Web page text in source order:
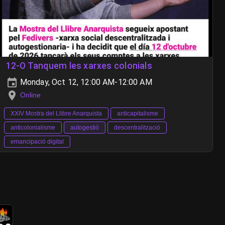
12-O Tanquem les xarxes colonials
Monday, Oct 12, 12:00 AM-12:00 AM
Online
XXIV Mostra del Llibre Anarquista
anticapitalisme
anticolonialisme
autogestió
descentralització
emancipació digital